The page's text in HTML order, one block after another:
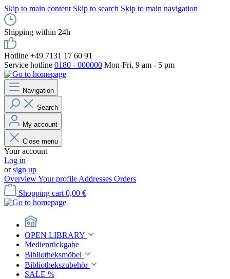
Skip to main content Skip to search Skip to main navigation
Shipping within 24h
Hotline +49 7131 17 60 91
Service hotline 0180 - 000000 Mon-Fri, 9 am - 5 pm
Navigation
Search
My account
Close menu
Your account
Log in
orsign up
OverviewYour profile Addresses Orders
Shopping cart 0,00 €
OPEN LIBRARY
Medienrückgabe
Bibliotheksmöbel
Bibliothekszubehör
SALE %